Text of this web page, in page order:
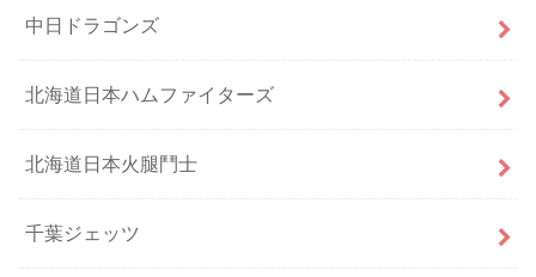
中日ドラゴンズ
北海道日本ハムファイターズ
北海道日本火腿鬥士
千葉ジェッツ